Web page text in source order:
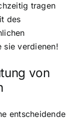
tragen
des
sie verdienen!
von
entscheidende